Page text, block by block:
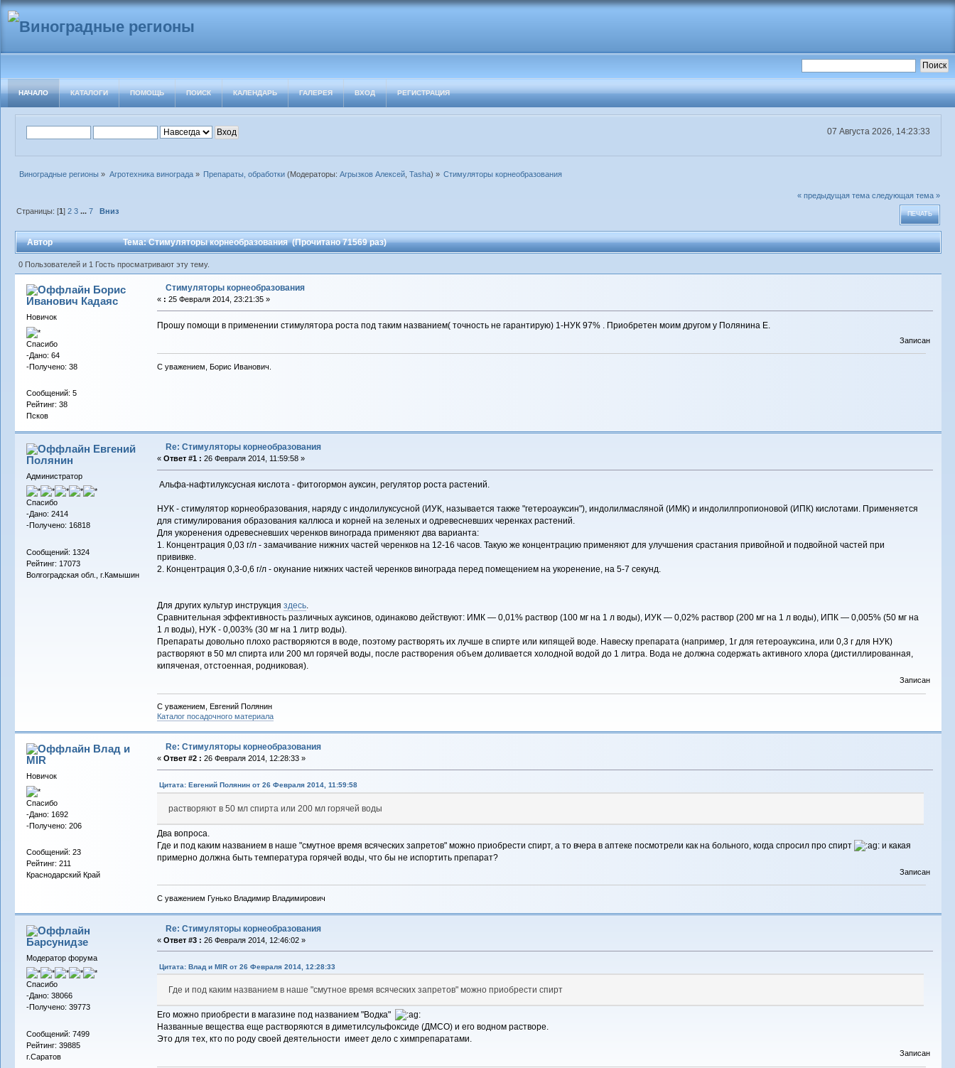
НАЧАЛО КАТАЛОГИ ПОМОЩЬ ПОИСК КАЛЕНДАРЬ ГАЛЕРЕЯ ВХОД РЕГИСТРАЦИЯ
07 Августа 2026, 14:23:33
Виноградные регионы » Агротехника винограда» Препараты, обработки(Модераторы: Агрызков Алексей, Tasha) » Стимуляторы корнеобразования
« предыдущая тема следующая тема »
ПЕЧАТЬ
Страницы: [1]2 3 ...7 Вниз
Автор Тема: Стимуляторы корнеобразования (Прочитано 71569 раз)
0 Пользователей и 1 Гость просматривают эту тему.
Борис
Иванович Кадаяс
Новичок
Спасибо
-Дано: 64
-Получено: 38
Сообщений: 5
Рейтинг: 38
Псков
Стимуляторы корнеобразования
« : 25 Февраля 2014, 23:21:35 »
Прошу помощи в применении стимулятора роста под таким названием( точность не гарантирую) 1-НУК 97% . Приобретен моим другом у Полянина Е.
Записан
С уважением, Борис Иванович.
Евгений
Полянин
Администратор
Спасибо
-Дано: 2414
-Получено: 16818
Сообщений: 1324
Рейтинг: 17073
Волгоградская обл., г.Камышин
Re: Стимуляторы корнеобразования
« Ответ #1 : 26 Февраля 2014, 11:59:58 »
Альфа-нафтилуксусная кислота - фитогормон ауксин, регулятор роста растений.
НУК - стимулятор корнеобразования, наряду с индолилуксусной (ИУК, называется также "гетероауксин"), индолилмасляной (ИМК) и индолилпропионовой (ИПК) кислотами. Применяется
для стимулирования образования каллюса и корней на зеленых и одревесневших черенках растений.
Для укоренения одревесневших черенков винограда применяют два варианта:
1. Концентрация 0,03 г/л - замачивание нижних частей черенков на 12-16 часов. Такую же концентрацию применяют для улучшения срастания привойной и подвойной частей при
прививке.
2. Концентрация 0,3-0,6 г/л - окунание нижних частей черенков винограда перед помещением на укоренение, на 5-7 секунд.
Для других культур инструкция здесь.
Сравнительная эффективность различных ауксинов, одинаково действуют: ИМК — 0,01% раствор (100 мг на 1 л воды), ИУК — 0,02% раствор (200 мг на 1 л воды), ИПК — 0,005% (50 мг на
1 л воды), НУК - 0,003% (30 мг на 1 литр воды).
Препараты довольно плохо растворяются в воде, поэтому растворять их лучше в спирте или кипящей воде. Навеску препарата (например, 1г для гетероауксина, или 0,3 г для НУК)
растворяют в 50 мл спирта или 200 мл горячей воды, после растворения объем доливается холодной водой до 1 литра. Вода не должна содержать активного хлора (дистиллированная,
кипяченая, отстоенная, родниковая).
Записан
С уважением, Евгений Полянин
Каталог посадочного материала
Влад и
MIR
Новичок
Спасибо
-Дано: 1692
-Получено: 206
Сообщений: 23
Рейтинг: 211
Краснодарский Край
Re: Стимуляторы корнеобразования
« Ответ #2 : 26 Февраля 2014, 12:28:33 »
Цитата: Евгений Полянин от 26 Февраля 2014, 11:59:58
растворяют в 50 мл спирта или 200 мл горячей воды
Два вопроса.
Где и под каким названием в наше "смутное время всяческих запретов" можно приобрести спирт, а то вчера в аптеке посмотрели как на больного, когда спросил про спирт
и какая
примерно должна быть температура горячей воды, что бы не испортить препарат?
Записан
С уважением Гунько Владимир Владимирович
Барсунидзе
Модератор форума
Спасибо
-Дано: 38066
-Получено: 39773
Сообщений: 7499
Рейтинг: 39885
г.Саратов
Re: Стимуляторы корнеобразования
« Ответ #3 : 26 Февраля 2014, 12:46:02 »
Цитата: Влад и MIR от 26 Февраля 2014, 12:28:33
Где и под каким названием в наше "смутное время всяческих запретов" можно приобрести спирт
Его можно приобрести в магазине под названием "Водка"
Названные вещества еще растворяются в диметилсульфоксиде (ДМСО) и его водном растворе.
Это для тех, кто по роду своей деятельности имеет дело с химпрепаратами.
Записан